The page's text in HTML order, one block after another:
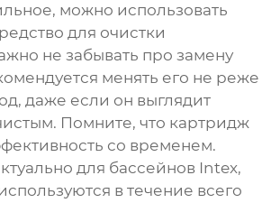
можно использовать
для очистки
не забывать про замену
менять его не реже
даже если он выглядит
Помните, что картридж
со временем.
для бассейнов Intex,
в течение всего